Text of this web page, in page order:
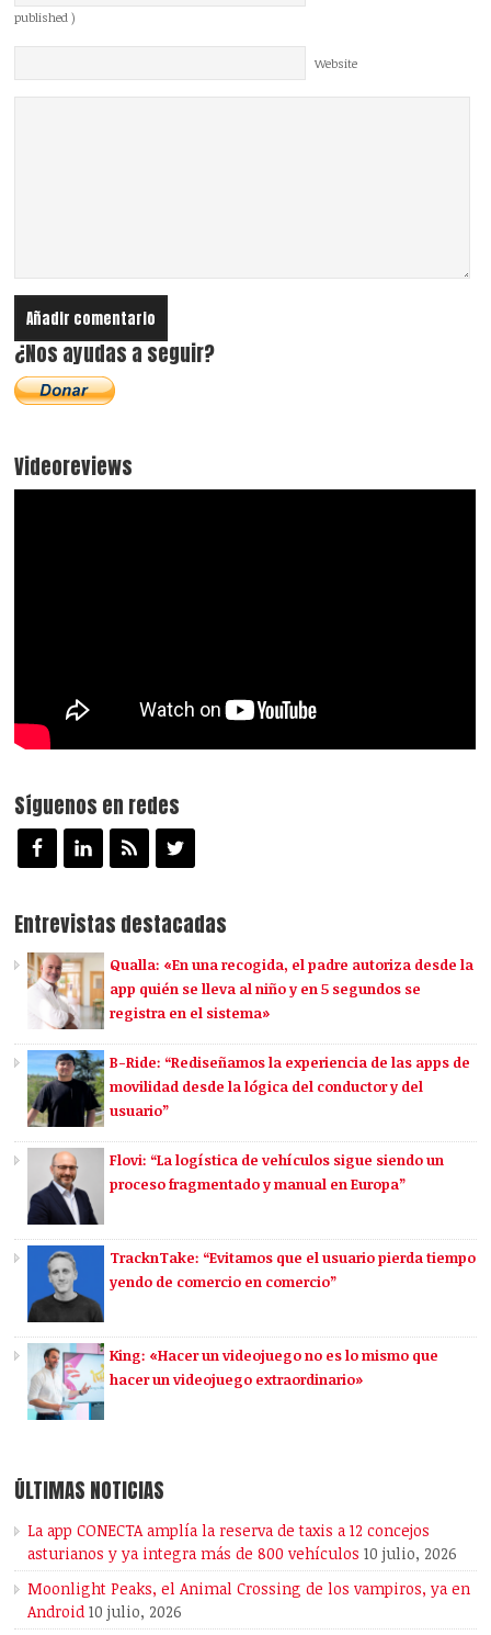
published )
Website
¿Nos ayudas a seguir?
Videoreviews
Síguenos en redes
Entrevistas destacadas
Qualla: «En una recogida, el padre autoriza desde la
app quién se lleva al niño y en 5 segundos se
registra en el sistema»
B-Ride: “Rediseñamos la experiencia de las apps de
movilidad desde la lógica del conductor y del
usuario”
Flovi: “La logística de vehículos sigue siendo un
proceso fragmentado y manual en Europa”
TracknTake: “Evitamos que el usuario pierda tiempo
yendo de comercio en comercio”
King: «Hacer un videojuego no es lo mismo que
hacer un videojuego extraordinario»
ÚLTIMAS NOTICIAS
La app CONECTA amplía la reserva de taxis a 12 concejos
asturianos y ya integra más de 800 vehículos 10 julio, 2026
Moonlight Peaks, el Animal Crossing de los vampiros, ya en
Android 10 julio, 2026